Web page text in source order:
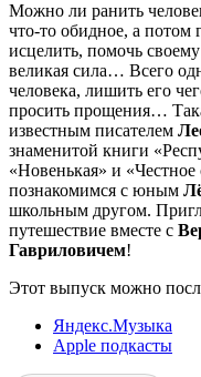
Можно ли ранить
что-то обидное, а потом
исцелить, помочь
великая сила… Всего
человека, лишить его
просить прощения…
известным писателем
знаменитой книги
«Новенькая» и «Честное
познакомимся с юным
школьным другом.
путешествие вместе с
Гавриловичем!
Этот выпуск можно
Яндекс.Музыка
Apple подкасты